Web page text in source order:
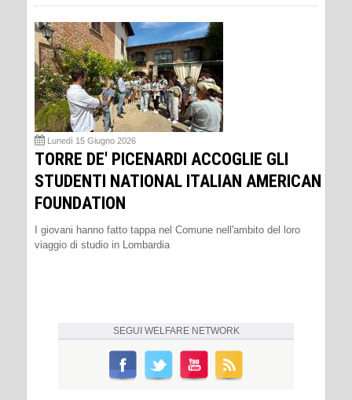
Lunedì 15 Giugno 2026
TORRE DE' PICENARDI ACCOGLIE GLI
STUDENTI NATIONAL ITALIAN AMERICAN
FOUNDATION
I giovani hanno fatto tappa nel Comune nell'ambito del loro
viaggio di studio in Lombardia
SEGUI WELFARE NETWORK